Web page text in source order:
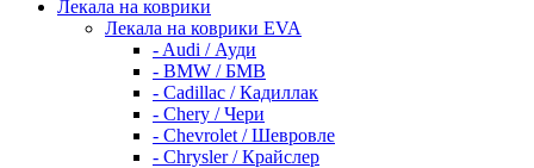
Лекала на коврики
Лекала на коврики EVA
- Audi / Ауди
- BMW / БМВ
- Cadillac / Кадиллак
- Chery / Чери
- Chevrolet / Шевровле
- Chrysler / Крайслер